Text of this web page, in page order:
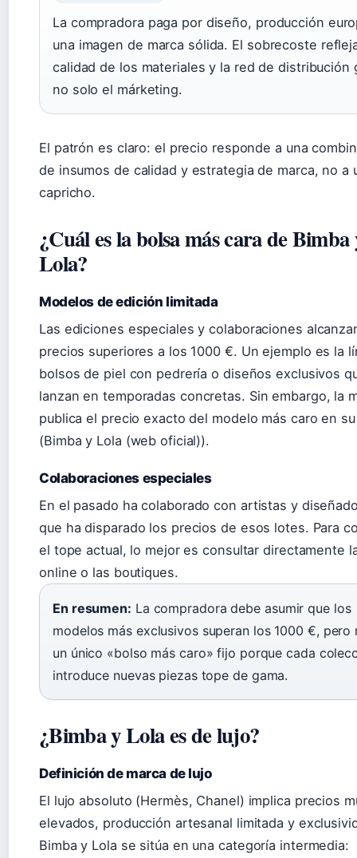
La compradora paga por diseño, producción
una imagen de marca sólida. El sobrecoste
calidad de los materiales y la red de distribución
no solo el márketing.
El patrón es claro: el precio responde a una
de insumos de calidad y estrategia de marca, no a
capricho.
¿Cuál es la bolsa más cara de Bimba
Lola?
Modelos de edición limitada
Las ediciones especiales y colaboraciones
precios superiores a los 1000 €. Un ejemplo es la
bolsos de piel con pedrería o diseños exclusivos
lanzan en temporadas concretas. Sin embargo, la
publica el precio exacto del modelo más caro en
(Bimba y Lola (web oficial)).
Colaboraciones especiales
En el pasado ha colaborado con artistas y
que ha disparado los precios de esos lotes. Para
el tope actual, lo mejor es consultar directamente
online o las boutiques.
En resumen: La compradora debe asumir que los
modelos más exclusivos superan los 1000 €, pero
un único «bolso más caro» fijo porque cada
introduce nuevas piezas tope de gama.
¿Bimba y Lola es de lujo?
Definición de marca de lujo
El lujo absoluto (Hermès, Chanel) implica precios
elevados, producción artesanal limitada y
Bimba y Lola se sitúa en una categoría intermedia: